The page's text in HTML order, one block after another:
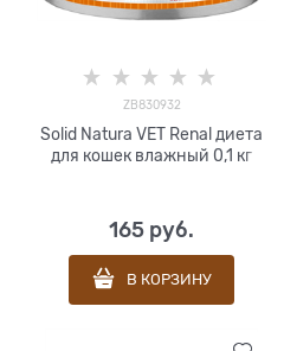
ZB830932
Solid Natura VET Renal диета
для кошек влажный 0,1 кг
165 руб.
В КОРЗИНУ